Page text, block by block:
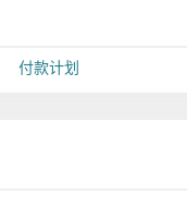
付款计划